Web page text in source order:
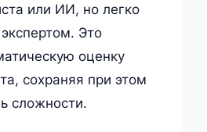
или ИИ, но легко
Это
оценку
сохраняя при этом
сложности.